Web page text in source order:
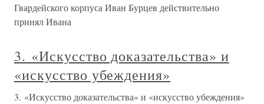
Гвардейского корпуса Иван Бурцев действительно
принял Ивана
3. «Искусство доказательства» и
«искусство убеждения»
3. «Искусство доказательства» и «искусство убеждения»